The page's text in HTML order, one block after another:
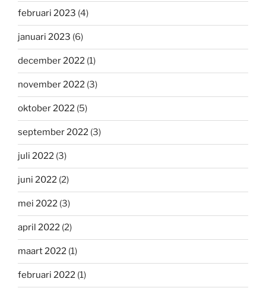
februari 2023 (4)
januari 2023 (6)
december 2022 (1)
november 2022 (3)
oktober 2022 (5)
september 2022 (3)
juli 2022 (3)
juni 2022 (2)
mei 2022 (3)
april 2022 (2)
maart 2022 (1)
februari 2022 (1)